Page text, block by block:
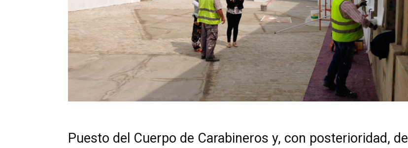
Puesto del Cuerpo de Carabineros y, con posterioridad, de